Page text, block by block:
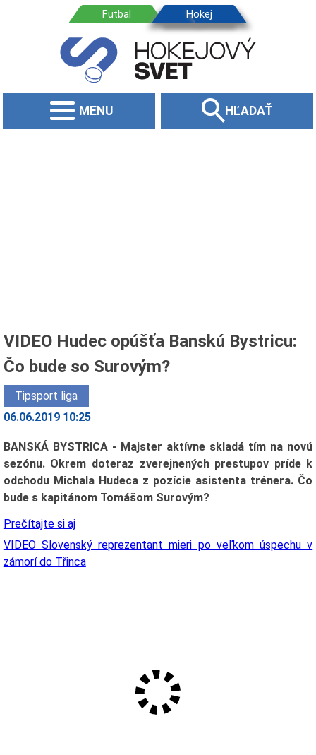
MENU HĽADAŤ
VIDEO Hudec opúšťa Banskú Bystricu:
Čo bude so Surovým?
Tipsport liga
06.06.2019 10:25
BANSKÁ BYSTRICA - Majster aktívne skladá tím na novú
sezónu. Okrem doteraz zverejnených prestupov príde k
odchodu Michala Hudeca z pozície asistenta trénera. Čo
bude s kapitánom Tomášom Surovým?
Prečítajte si aj
VIDEO Slovenský reprezentant mieri po veľkom úspechu v
zámorí do Třinca